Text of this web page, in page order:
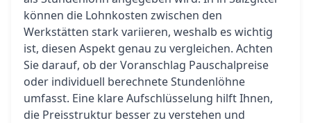
können die Lohnkosten zwischen den
Werkstätten stark variieren, weshalb es wichtig
ist, diesen Aspekt genau zu vergleichen. Achten
Sie darauf, ob der Voranschlag Pauschalpreise
oder individuell berechnete Stundenlöhne
umfasst. Eine klare Aufschlüsselung hilft Ihnen,
die Preisstruktur besser zu verstehen und